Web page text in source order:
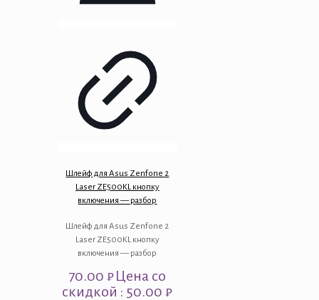
Шлейф для Asus Zenfone 2
Laser ZE500KL кнопку
включения — разбор
Шлейф для Asus Zenfone 2
Laser ZE500KL кнопку
включения — разбор
70.00₽Цена со
скидкой : 50.00 ₽